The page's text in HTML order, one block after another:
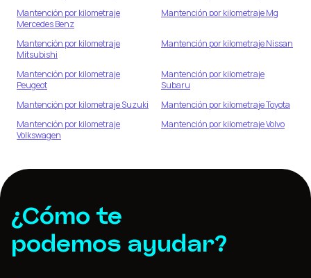
Mantención por kilometraje
Mercedes Benz
Mantención por kilometrajeMg
Mantención por kilometraje
Mitsubishi
Mantención por kilometrajeNissan
Mantención por kilometraje
Peugeot
Mantención por kilometraje
Subaru
Mantención por kilometrajeSuzuki Mantención por kilometrajeToyota
Mantención por kilometraje
Volkswagen
Mantención por kilometrajeVolvo
¿Cómo te
podemos ayudar?